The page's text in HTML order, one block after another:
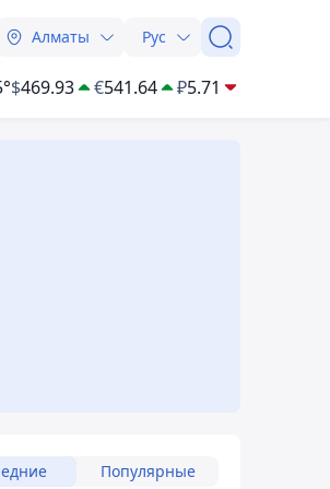
Алматы Рус
$469.93 €541.64 ₽5.71
Популярные